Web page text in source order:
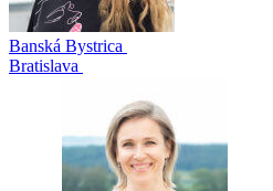
Banská Bystrica
Bratislava